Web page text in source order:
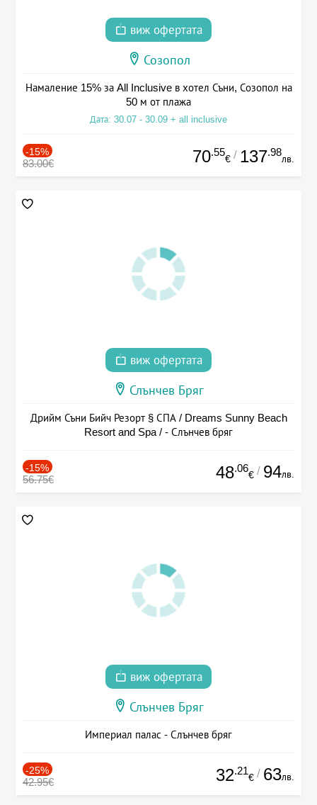
виж офертата
Созопол
Намаление 15% за All Inclusive в хотел Съни, Созопол на
50 м от плажа
Дата: 30.07 - 30.09 + all inclusive
-15%
83.00€ 70.55
€ / 137.98
лв.
виж офертата
Слънчев Бряг
Дрийм Съни Бийч Резорт § СПА / Dreams Sunny Beach
Resort and Spa / - Слънчев бряг
-15%
56.75€ 48.06
€ / 94лв.
виж офертата
Слънчев Бряг
Империал палас - Слънчев бряг
-25%
42.95€ 32.21
€ / 63лв.